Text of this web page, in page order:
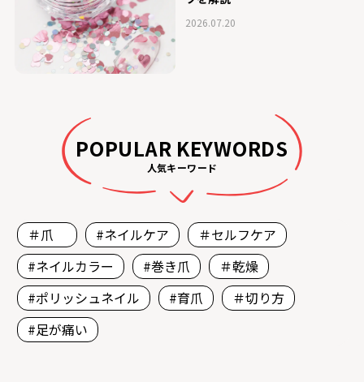
2026.07.20
POPULAR KEYWORDS
人気キーワード
＃爪 #ネイルケア
＃セルフケア
#ネイルカラー
#巻き爪
＃乾燥
#ポリッシュネイル
#育爪
＃切り方
#足が痛い